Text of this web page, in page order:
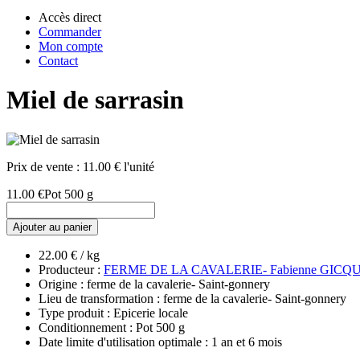
Accès direct
Commander
Mon compte
Contact
Miel de sarrasin
Prix de vente : 11.00 € l'unité
11.00 €Pot 500 g
Ajouter au panier
22.00 € / kg
Producteur : FERME DE LA CAVALERIE- Fabienne
Origine : ferme de la cavalerie- Saint-gonnery
Lieu de transformation : ferme de la cavalerie- Saint-gonnery
Type produit : Epicerie locale
Conditionnement : Pot 500 g
Date limite d'utilisation optimale : 1 an et 6 mois